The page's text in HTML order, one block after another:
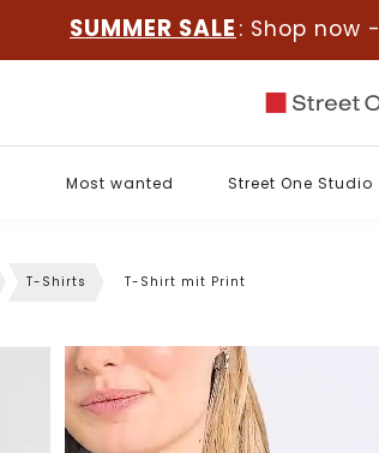
SUMMER SALE : Shop now -
Most wanted Street One Studio
T-Shirts T-Shirt mit Print